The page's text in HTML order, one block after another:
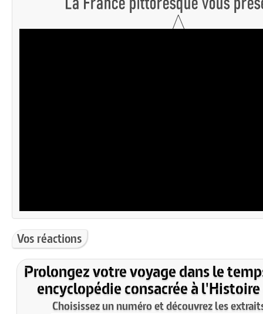
Vos réactions
Prolongez votre voyage dans le
encyclopédie consacrée à l'Histoire
Choisissez un numéro et découvrez les